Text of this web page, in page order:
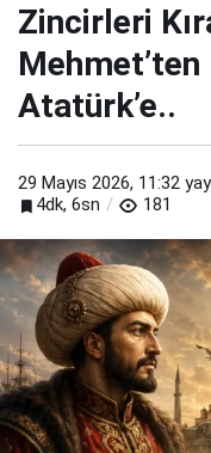
Zincirleri
Atatürk’e..
29 Mayıs 2026, 11:32
4dk, 6sn
181